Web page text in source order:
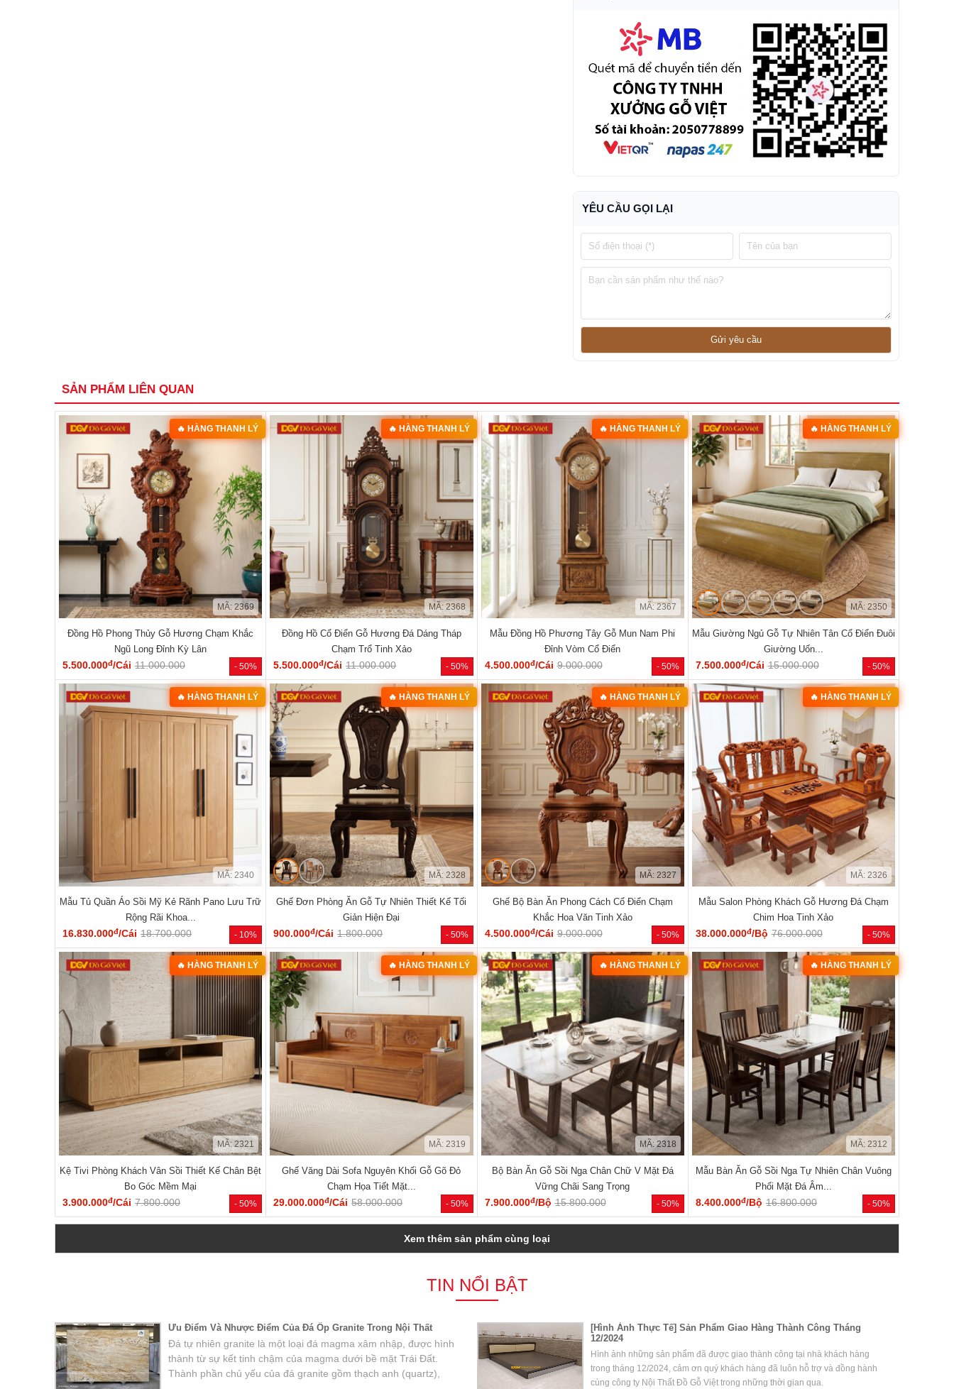
YÊU CẦU GỌI LẠI
SẢN PHẨM LIÊN QUAN
- 50%
🔥 HÀNG THANH LÝ
MÃ: 2369
Đồng Hồ Phong Thủy Gỗ Hương Chạm Khắc
Ngũ Long Đỉnh Kỳ Lân
5.500.000đ/Cái 11.000.000 - 50%
🔥 HÀNG THANH LÝ
MÃ: 2368
Đồng Hồ Cổ Điển Gỗ Hương Đá Dáng Tháp
Chạm Trổ Tinh Xảo
5.500.000đ/Cái 11.000.000 - 50%
🔥 HÀNG THANH LÝ
MÃ: 2367
Mẫu Đồng Hồ Phương Tây Gỗ Mun Nam Phi
Đỉnh Vòm Cổ Điển
4.500.000đ/Cái 9.000.000 - 50%
🔥 HÀNG THANH LÝ
MÃ: 2350
Mẫu Giường Ngủ Gỗ Tự Nhiên Tân Cổ Điển Đuôi
Giường Uốn...
7.500.000đ/Cái 15.000.000
- 10%
🔥 HÀNG THANH LÝ
MÃ: 2340
Mẫu Tủ Quần Áo Sồi Mỹ Kẻ Rãnh Pano Lưu Trữ
Rộng Rãi Khoa...
16.830.000đ/Cái 18.700.000 - 50%
🔥 HÀNG THANH LÝ
MÃ: 2328
Ghế Đơn Phòng Ăn Gỗ Tự Nhiên Thiết Kế Tối
Giản Hiện Đại
900.000đ/Cái 1.800.000 - 50%
🔥 HÀNG THANH LÝ
MÃ: 2327
Ghế Bộ Bàn Ăn Phong Cách Cổ Điển Chạm
Khắc Hoa Văn Tinh Xảo
4.500.000đ/Cái 9.000.000 - 50%
🔥 HÀNG THANH LÝ
MÃ: 2326
Mẫu Salon Phòng Khách Gỗ Hương Đá Chạm
Chim Hoa Tinh Xảo
38.000.000đ/Bộ 76.000.000
- 50%
🔥 HÀNG THANH LÝ
MÃ: 2321
Kệ Tivi Phòng Khách Vân Sồi Thiết Kế Chân Bệt
Bo Góc Mềm Mại
3.900.000đ/Cái 7.800.000 - 50%
🔥 HÀNG THANH LÝ
MÃ: 2319
Ghế Văng Dài Sofa Nguyên Khối Gỗ Gõ Đỏ
Chạm Họa Tiết Mặt...
29.000.000đ/Cái 58.000.000 - 50%
🔥 HÀNG THANH LÝ
MÃ: 2318
Bộ Bàn Ăn Gỗ Sồi Nga Chân Chữ V Mặt Đá
Vững Chãi Sang Trọng
7.900.000đ/Bộ 15.800.000 - 50%
🔥 HÀNG THANH LÝ
MÃ: 2312
Mẫu Bàn Ăn Gỗ Sồi Nga Tự Nhiên Chân Vuông
Phối Mặt Đá Âm...
8.400.000đ/Bộ 16.800.000
Xem thêm sản phẩm cùng loại
TIN NỔI BẬT
Ưu Điểm Và Nhược Điểm Của Đá Ốp Granite Trong Nội Thất
Đá tự nhiên granite là một loại đá magma xâm nhập, được hình
thành từ sự kết tinh chậm của magma dưới bề mặt Trái Đất.
Thành phần chủ yếu của đá granite gồm thạch anh (quartz),
[Hình Ảnh Thực Tế] Sản Phẩm Giao Hàng Thành Công Tháng
12/2024
Hình ảnh những sản phẩm đã được giao thành công tại nhà khách hàng
trong tháng 12/2024, cảm ơn quý khách hàng đã luôn hỗ trợ và đồng hành
cùng công ty Nội Thất Đồ Gỗ Việt trong những thời gian qua.